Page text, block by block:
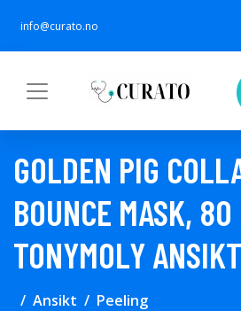
info@curato.no
GOLDEN PIG
BOUNCE MASK,
TONYMOLY
Ansikt Peeling